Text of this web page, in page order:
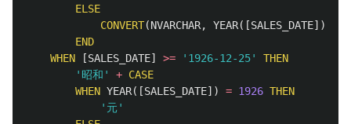
ELSE
CONVERT(NVARCHAR, YEAR([SALES_DATE])
END
WHEN
[SALES_DATE] >= '1926-12-25'
THEN
'昭和'
+ CASE
WHEN YEAR([SALES_DATE]) = 1926 THEN
'元'